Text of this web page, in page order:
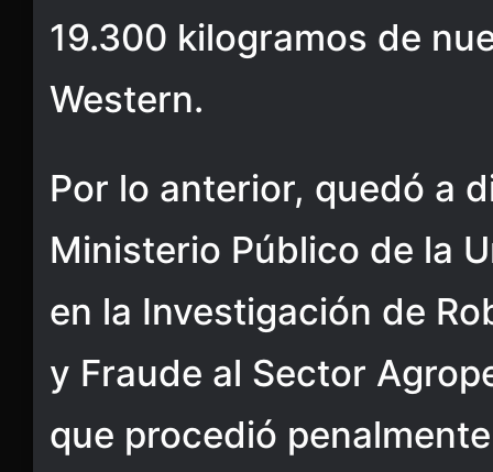
19.300 kilogramos de
Western.
Por lo anterior, quedó a
Ministerio Público de la
en la Investigación de
y Fraude al Sector
que procedió